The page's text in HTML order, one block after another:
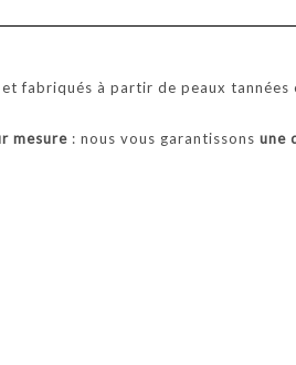
fabriqués à partir de peaux tannées
mesure : nous vous garantissons une